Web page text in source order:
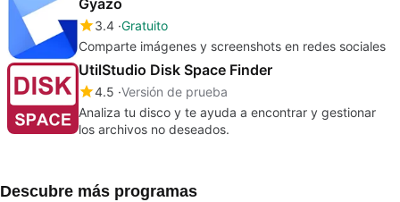
3.4 Gratuito
Comparte imágenes y screenshots en redes sociales
UtilStudio Disk Space Finder
4.5 Versión de prueba
Analiza tu disco y te ayuda a encontrar y gestionar
los archivos no deseados.
Descubre más programas